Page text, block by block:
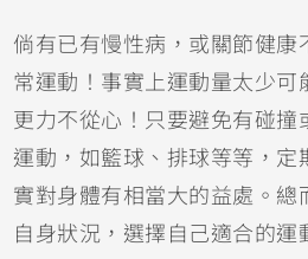
倘有已有慢性病，或關節健康
常運動！事實上運動量太少可
更力不從心！只要避免有碰撞
運動，如籃球、排球等等，定
實對身體有相當大的益處。總
自身狀況，選擇自己適合的運